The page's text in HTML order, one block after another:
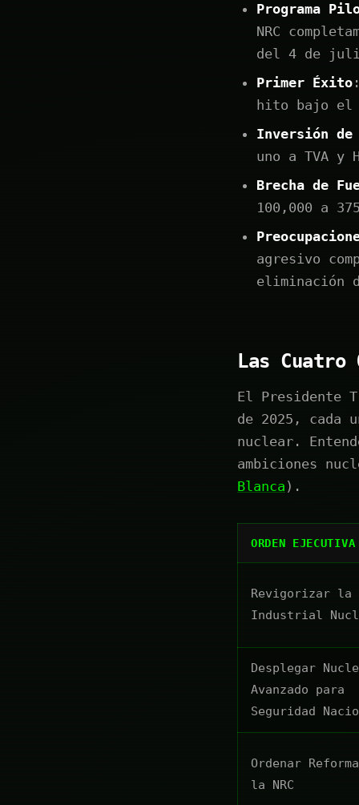
Programa
NRC
del 4 de
Primer Éxito
hito bajo el
Inversión
uno a TVA y
Brecha de
100,000 a
agresivo
eliminación
Las
El Presidente
de 2025, cada
nuclear.
ambiciones
Blanca ).
ORDEN EJECUTIVA
Revigorizar la
Industrial
Desplegar
Avanzado para
Seguridad
Ordenar
la NRC